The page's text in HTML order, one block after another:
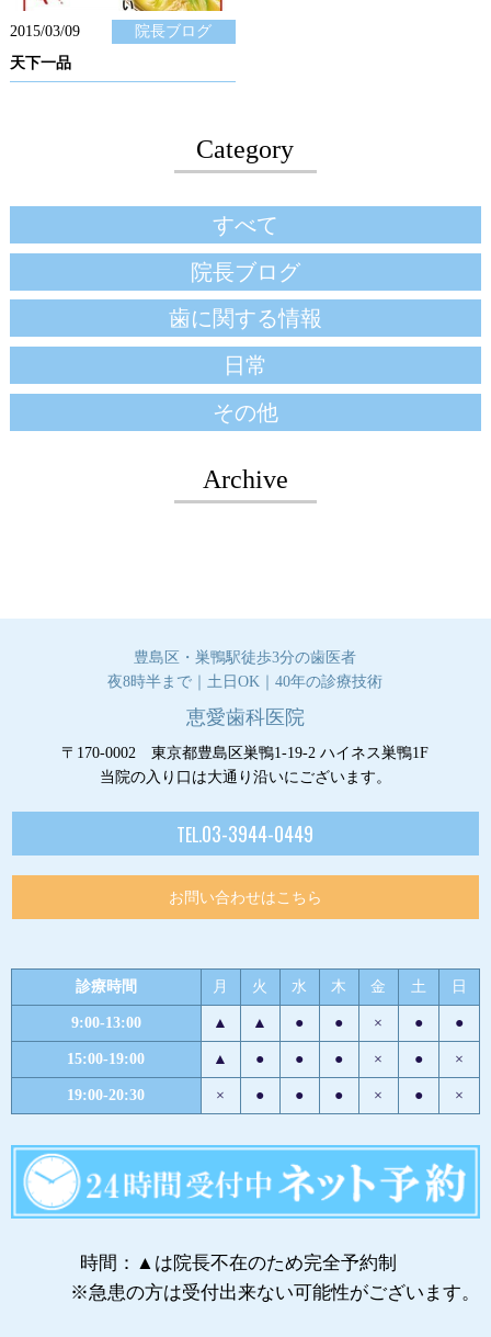
2015/03/09
院長ブログ
天下一品
Category
すべて
院長ブログ
歯に関する情報
日常
その他
Archive
豊島区・巣鴨駅徒歩3分の歯医者
夜8時半まで｜土日OK｜40年の診療技術
恵愛歯科医院
〒170-0002 東京都豊島区巣鴨1-19-2 ハイネス巣鴨1F
当院の入り口は大通り沿いにございます。
TEL.03-3944-0449
お問い合わせはこちら
診療時間 月 火 水 木 金 土 日
9:00-13:00 ▲ ▲ ● ● × ● ●
15:00-19:00 ▲ ● ● ● × ● ×
19:00-20:30 × ● ● ● × ● ×
時間：▲は院長不在のため完全予約制
※急患の方は受付出来ない可能性がございます。